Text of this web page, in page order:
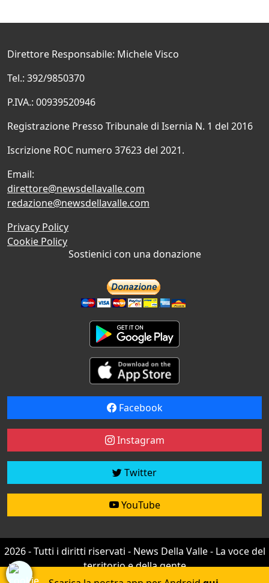
Direttore Responsabile: Michele Visco
Tel.: 392/9850370
P.IVA.: 00939520946
Registrazione Presso Tribunale di Isernia N. 1 del 2016
Iscrizione ROC numero 37623 del 2021.
Email:
direttore@newsdellavalle.com
redazione@newsdellavalle.com
Privacy Policy
Cookie Policy
Sostienici con una donazione
Facebook
Instagram
Twitter
YouTube
2026 - Tutti i diritti riservati - News Della Valle - La voce del
territorio e della gente
Credit by efree